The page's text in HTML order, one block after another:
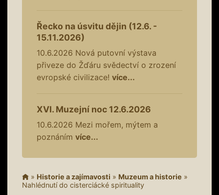
Řecko na úsvitu dějin (12.6. -
15.11.2026)
10.6.2026 Nová putovní výstava
přiveze do Žďáru svědectví o zrození
evropské civilizace! více...
XVI. Muzejní noc 12.6.2026
10.6.2026 Mezi mořem, mýtem a
poznáním více...
» Historie a zajímavosti » Muzeum a historie »
Nahlédnutí do cisterciácké spirituality